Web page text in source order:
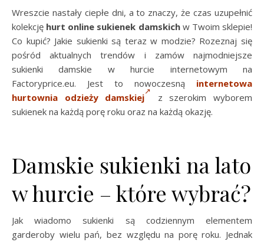
Wreszcie nastały ciepłe dni, a to znaczy, że czas uzupełnić
kolekcję hurt online sukienek damskichw Twoim sklepie!
Co kupić? Jakie sukienki są teraz w modzie? Rozeznaj się
pośród aktualnych trendów i zamów najmodniejsze
sukienki damskie w hurcie internetowym na
Factoryprice.eu. Jest to nowoczesną internetowa
hurtownia odzieży damskiej
z szerokim wyborem
sukienek na każdą porę roku oraz na każdą okazję.
Damskie sukienki na lato
w hurcie – które wybrać?
Jak wiadomo sukienki są codziennym elementem
garderoby wielu pań, bez względu na porę roku. Jednak